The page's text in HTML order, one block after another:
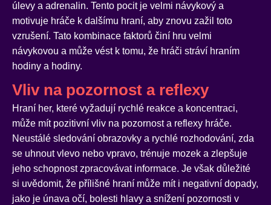
úlevy a adrenalin. Tento pocit je velmi návykový a
motivuje hráče k dalšímu hraní, aby znovu zažil toto
vzrušení. Tato kombinace faktorů činí hru velmi
návykovou a může vést k tomu, že hráči stráví hraním
hodiny a hodiny.
Vliv na pozornost a reflexy
Hraní her, které vyžadují rychlé reakce a koncentraci,
může mít pozitivní vliv na pozornost a reflexy hráče.
Neustálé sledování obrazovky a rychlé rozhodování, zda
se uhnout vlevo nebo vpravo, trénuje mozek a zlepšuje
jeho schopnost zpracovávat informace. Je však důležité
si uvědomit, že přílišné hraní může mít i negativní dopady,
jako je únava očí, bolesti hlavy a snížení pozornosti v